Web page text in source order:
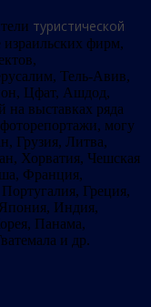
туристической
израильских фирм,
Тель-Авив,
Цфат, Ашдод,
выставках ряда
могу
Грузия, Литва,
Хорватия, Чешская
Франция,
Греция,
Индия,
Панама,
и др.